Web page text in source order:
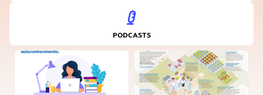
PODCASTS